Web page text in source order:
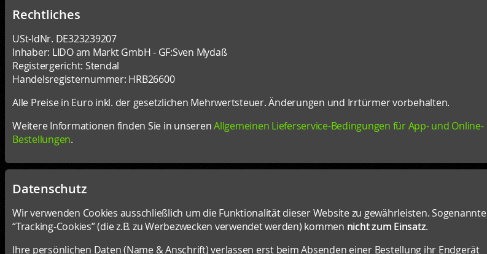
Rechtliches
USt-IdNr. DE323239207
Inhaber: LIDO am Markt GmbH - GF:Sven Mydaß
Registergericht: Stendal
Handelsregisternummer: HRB26600
Alle Preise in Euro inkl. der gesetzlichen Mehrwertsteuer. Änderungen und Irrtürmer vorbehalten.
Weitere Informationen finden Sie in unserenAllgemeinen Lieferservice-Bedingungen für App- und Online-
Bestellungen.
Datenschutz
Wir verwenden Cookies ausschließlich um die Funktionalität dieser Website zu gewährleisten. Sogenannte
“Tracking-Cookies” (die z.B. zu Werbezwecken verwendet werden) kommen nicht zum Einsatz.
Ihre persönlichen Daten (Name & Anschrift) verlassen erst beim Absenden einer Bestellung ihr Endgerät